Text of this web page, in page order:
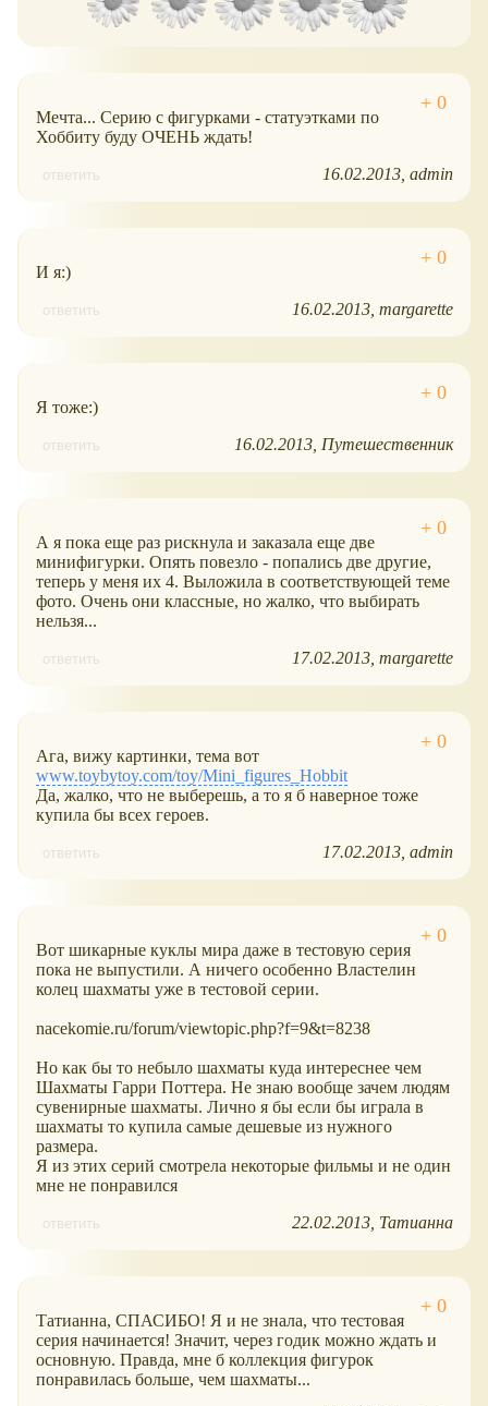
Мечта... Серию с фигурками - статуэтками по
Хоббиту буду ОЧЕНЬ ждать!
ответить 16.02.2013 admin
И я:)
ответить 16.02.2013 margarette
Я тоже:)
ответить 16.02.2013 Путешественник
А я пока еще раз рискнула и заказала еще две
минифигурки. Опять повезло - попались две другие,
теперь у меня их 4. Выложила в соответствующей теме
фото. Очень они классные, но жалко, что выбирать
нельзя...
ответить 17.02.2013 margarette
Ага, вижу картинки, тема вот
www.toybytoy.com/toy/Mini_figures_Hobbit
Да, жалко, что не выберешь, а то я б наверное тоже
купила бы всех героев.
ответить 17.02.2013 admin
Вот шикарные куклы мира даже в тестовую серия
пока не выпустили. А ничего особенно Властелин
колец шахматы уже в тестовой серии.
nacekomie.ru/forum/viewtopic.php?f=9&t=8238
Но как бы то небыло шахматы куда интереснее чем
Шахматы Гарри Поттера. Не знаю вообще зачем людям
сувенирные шахматы. Лично я бы если бы играла в
шахматы то купила самые дешевые из нужного
размера.
Я из этих серий смотрела некоторые фильмы и не один
мне не понравился
ответить 22.02.2013 Татианна
Татианна, СПАСИБО! Я и не знала, что тестовая
серия начинается! Значит, через годик можно ждать и
основную. Правда, мне б коллекция фигурок
понравилась больше, чем шахматы...